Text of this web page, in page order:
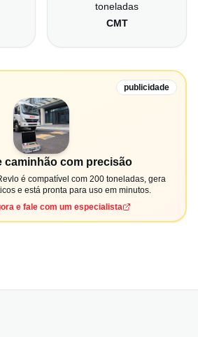
toneladas
CMT
publicidade
caminhão com precisão
é compatível com 200 toneladas, gera
e está pronta para uso em minutos.
e fale com um especialista